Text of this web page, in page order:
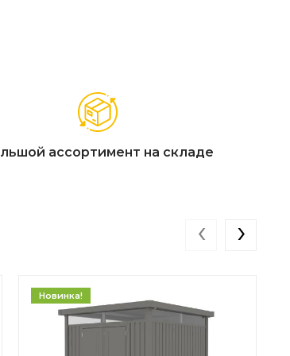
выдерживает высокие нагрузки,
в отличие от стационарного сарая
ассортимент на складе
Новинка!
‹ ›